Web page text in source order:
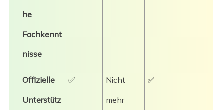
he
Fachkennt
nisse
Offizielle
Unterstütz
✅
Nicht
mehr
✅